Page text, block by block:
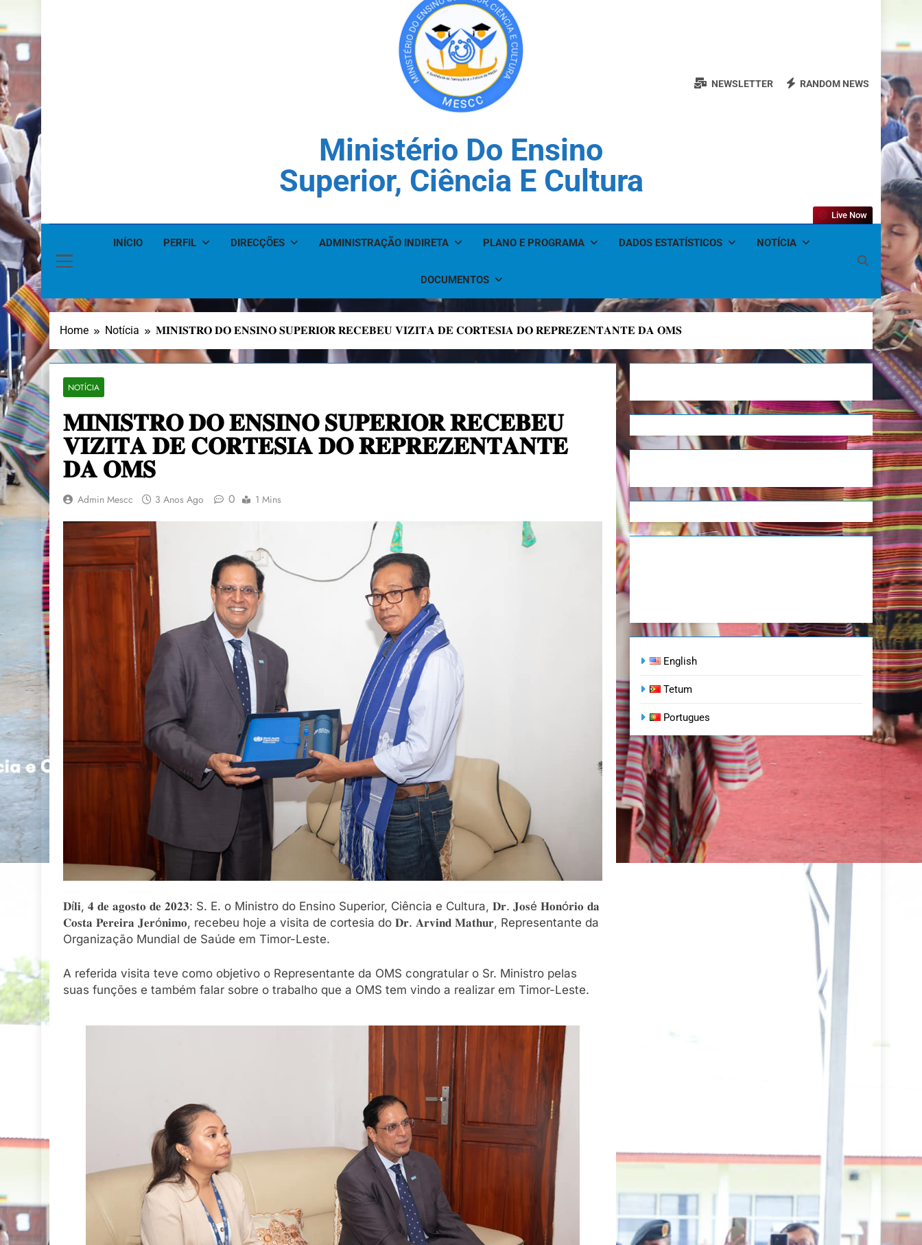
Ministério Do Ensino
Superior, Ciência E Cultura
NEWSLETTER RANDOM NEWS
INÍCIO PERFIL DIRECÇÕES ADMINISTRAÇÃO INDIRETA PLANO E PROGRAMA DADOS ESTATÍSTICOS NOTÍCIA
DOCUMENTOS
Live Now
Home Notícia 𝐌𝐈𝐍𝐈𝐒𝐓𝐑𝐎 𝐃𝐎 𝐄𝐍𝐒𝐈𝐍𝐎 𝐒𝐔𝐏𝐄𝐑𝐈𝐎𝐑 𝐑𝐄𝐂𝐄𝐁𝐄𝐔 𝐕𝐈𝐙𝐈𝐓𝐀 𝐃𝐄 𝐂𝐎𝐑𝐓𝐄𝐒𝐈𝐀 𝐃𝐎 𝐑𝐄𝐏𝐑𝐄𝐙𝐄𝐍𝐓𝐀𝐍𝐓𝐄 𝐃𝐀 𝐎𝐌𝐒
NOTÍCIA
𝐌𝐈𝐍𝐈𝐒𝐓𝐑𝐎 𝐃𝐎 𝐄𝐍𝐒𝐈𝐍𝐎 𝐒𝐔𝐏𝐄𝐑𝐈𝐎𝐑 𝐑𝐄𝐂𝐄𝐁𝐄𝐔
𝐕𝐈𝐙𝐈𝐓𝐀 𝐃𝐄 𝐂𝐎𝐑𝐓𝐄𝐒𝐈𝐀 𝐃𝐎 𝐑𝐄𝐏𝐑𝐄𝐙𝐄𝐍𝐓𝐀𝐍𝐓𝐄
𝐃𝐀 𝐎𝐌𝐒
Admin Mescc 3 Anos Ago 0 1 Mins
𝐃í𝐥𝐢, 𝟒 𝐝𝐞 𝐚𝐠𝐨𝐬𝐭𝐨 𝐝𝐞 𝟐𝟎𝟐𝟑: S. E. o Ministro do Ensino Superior, Ciência e Cultura, 𝐃𝐫. 𝐉𝐨𝐬é 𝐇𝐨𝐧ó𝐫𝐢𝐨 𝐝𝐚
𝐂𝐨𝐬𝐭𝐚 𝐏𝐞𝐫𝐞𝐢𝐫𝐚 𝐉𝐞𝐫ó𝐧𝐢𝐦𝐨, recebeu hoje a visita de cortesia do 𝐃𝐫. 𝐀𝐫𝐯𝐢𝐧𝐝 𝐌𝐚𝐭𝐡𝐮𝐫, Representante da
Organização Mundial de Saúde em Timor-Leste.
A referida visita teve como objetivo o Representante da OMS congratular o Sr. Ministro pelas
suas funções e também falar sobre o trabalho que a OMS tem vindo a realizar em Timor-Leste.
English
Tetum
Portugues